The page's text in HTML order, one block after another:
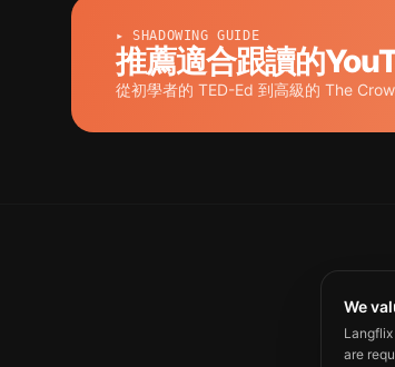
▸ SHADOWING GUIDE
推薦適合跟讀的
從初學者的 TED-Ed 到高級的 The
We
are